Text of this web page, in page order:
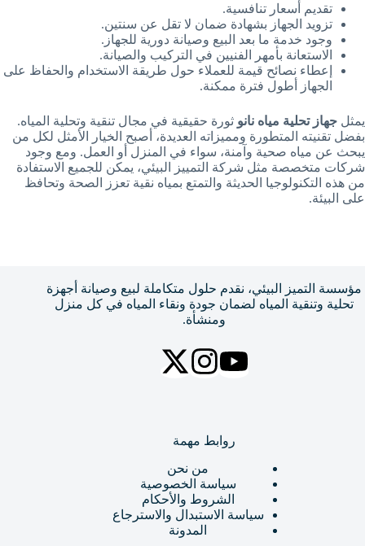
تقديم أسعار تنافسية.
تزويد الجهاز بشهادة ضمان لا تقل عن سنتين.
وجود خدمة ما بعد البيع وصيانة دورية للجهاز.
الاستعانة بأمهر الفنيين في التركيب والصيانة.
إعطاء نصائح قيمة للعملاء حول طريقة الاستخدام والحفاظ على
الجهاز أطول فترة ممكنة.
يمثل جهاز تحلية مياه نانو ثورة حقيقية في مجال تنقية وتحلية المياه.
بفضل تقنيته المتطورة ومميزاته العديدة، أصبح الخيار الأمثل لكل من
يبحث عن مياه صحية وآمنة، سواء في المنزل أو العمل. ومع وجود
شركات متخصصة مثل شركة التمييز البيئي، يمكن للجميع الاستفادة
من هذه التكنولوجيا الحديثة والتمتع بمياه نقية تعزز الصحة وتحافظ
على البيئة.
مؤسسة التميز البيئي، نقدم حلول متكاملة لبيع وصيانة أجهزة
تحلية وتنقية المياه لضمان جودة ونقاء المياه في كل منزل
ومنشأة.
روابط مهمة
من نحن
سياسة الخصوصية
الشروط والأحكام
سياسة الاستبدال والاسترجاع
المدونة